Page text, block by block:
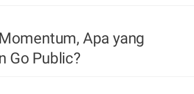
Apa yang
Go Public?